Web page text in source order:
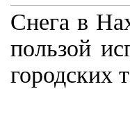
Снега в
пользой
городских